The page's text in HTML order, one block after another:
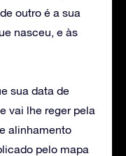
outro é a sua
nasceu, e às
sua data de
vai lhe reger pela
alinhamento
pelo mapa